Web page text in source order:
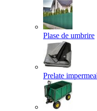
Plase de umbrire
Prelate